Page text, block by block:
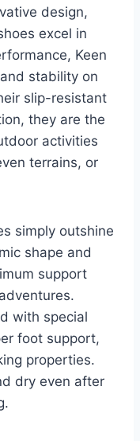
design,
excel in
Keen⁣
stability‍ on
slip-resistant
they are the
activities
terrains, or
simply outshine
shape ‍and
support
with special
foot support,
properties.
‍dry even after⁢